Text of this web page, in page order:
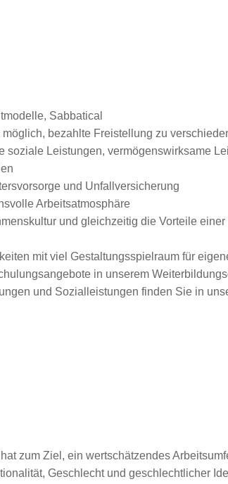
Sabbatical
bezahlte Freistellung zu
Leistungen, vermögenswirksame
und Unfallversicherung
Arbeitsatmosphäre
und gleichzeitig die Vorteile
mit viel Gestaltungsspielraum für
in unserem
und Sozialleistungen finden Sie in
zum Ziel, ein wertschätzendes
Geschlecht und geschlechtlicher